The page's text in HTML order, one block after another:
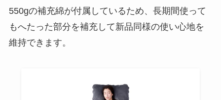
550gの補充綿が付属しているため、長期間使って
もへたった部分を補充して新品同様の使い心地を
維持できます。